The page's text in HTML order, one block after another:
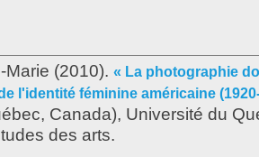
Marie (2010). « La photographie
l'identité féminine américaine
Canada), Université du
des arts.